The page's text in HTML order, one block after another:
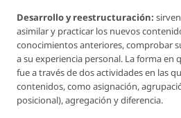
Desarrollo y reestructuración:
asimilar y practicar los nuevos
conocimientos anteriores, comprobar
a su experiencia personal. La forma en
fue a través de dos actividades en las
contenidos, como asignación,
posicional), agregación y diferencia.